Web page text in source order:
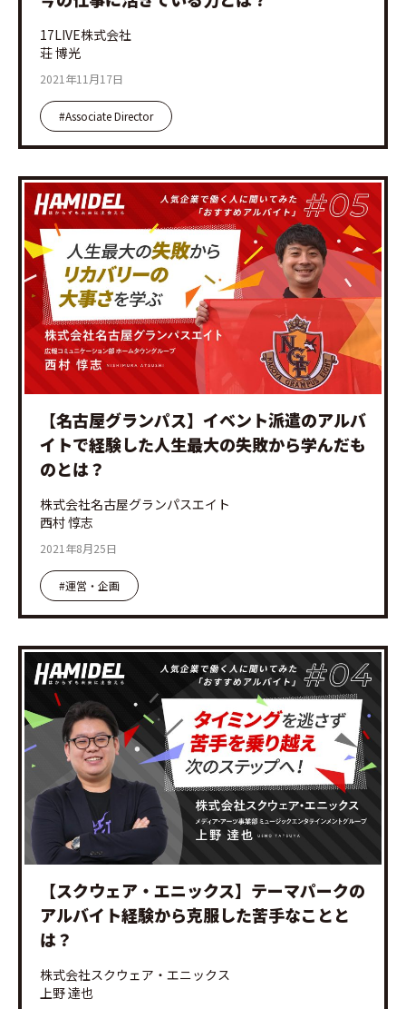
17LIVE株式会社
荘 博光
2021年11月17日
#Associate Director
【名古屋グランパス】イベント派遣のアルバ
イトで経験した人生最大の失敗から学んだも
のとは？
株式会社名古屋グランパスエイト
西村 惇志
2021年8月25日
#運営・企画
【スクウェア・エニックス】テーマパークの
アルバイト経験から克服した苦手なことと
は？
株式会社スクウェア・エニックス
上野 達也